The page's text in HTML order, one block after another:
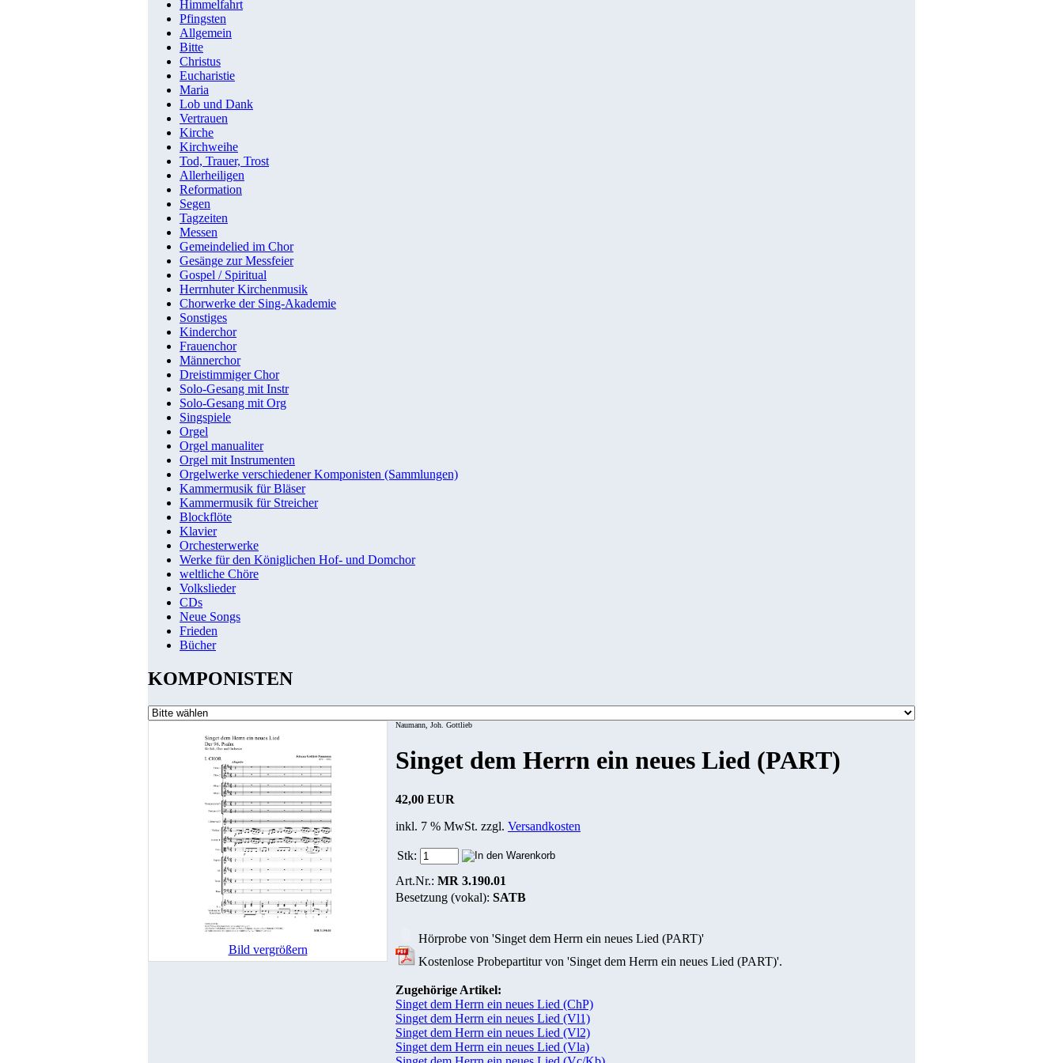
Himmelfahrt
Pfingsten
Allgemein
Bitte
Christus
Eucharistie
Maria
Lob und Dank
Vertrauen
Kirche
Kirchweihe
Tod, Trauer, Trost
Allerheiligen
Reformation
Segen
Tagzeiten
Messen
Gemeindelied im Chor
Gesänge zur Messfeier
Gospel / Spiritual
Herrnhuter Kirchenmusik
Chorwerke der Sing-Akademie
Sonstiges
Kinderchor
Frauenchor
Männerchor
Dreistimmiger Chor
Solo-Gesang mit Instr
Solo-Gesang mit Org
Singspiele
Orgel
Orgel manualiter
Orgel mit Instrumenten
Orgelwerke verschiedener Komponisten (Sammlungen)
Kammermusik für Bläser
Kammermusik für Streicher
Blockflöte
Klavier
Orchesterwerke
Werke für den Königlichen Hof- und Domchor
weltliche Chöre
Volkslieder
CDs
Neue Songs
Frieden
Bücher
KOMPONISTEN
Bild vergrößern
Naumann, Joh. Gottlieb
Singet dem Herrn ein neues Lied (PART)
42,00 EUR
inkl. 7 % MwSt. zzgl. Versandkosten
Stk:
Art.Nr.: MR 3.190.01
Besetzung (vokal): SATB
Hörprobe von 'Singet dem Herrn ein neues Lied (PART)'
Kostenlose Probepartitur von 'Singet dem Herrn ein neues Lied (PART)'.
Zugehörige Artikel:
Singet dem Herrn ein neues Lied (ChP)
Singet dem Herrn ein neues Lied (Vl1)
Singet dem Herrn ein neues Lied (Vl2)
Singet dem Herrn ein neues Lied (Vla)